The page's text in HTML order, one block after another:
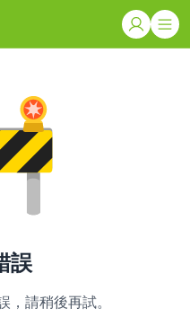
誤
請稍後再試。